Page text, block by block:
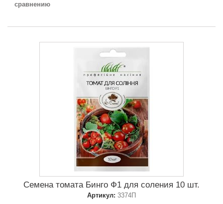
сравнению
Семена томата Бинго Ф1 для соления 10 шт.
Артикул: 3374П